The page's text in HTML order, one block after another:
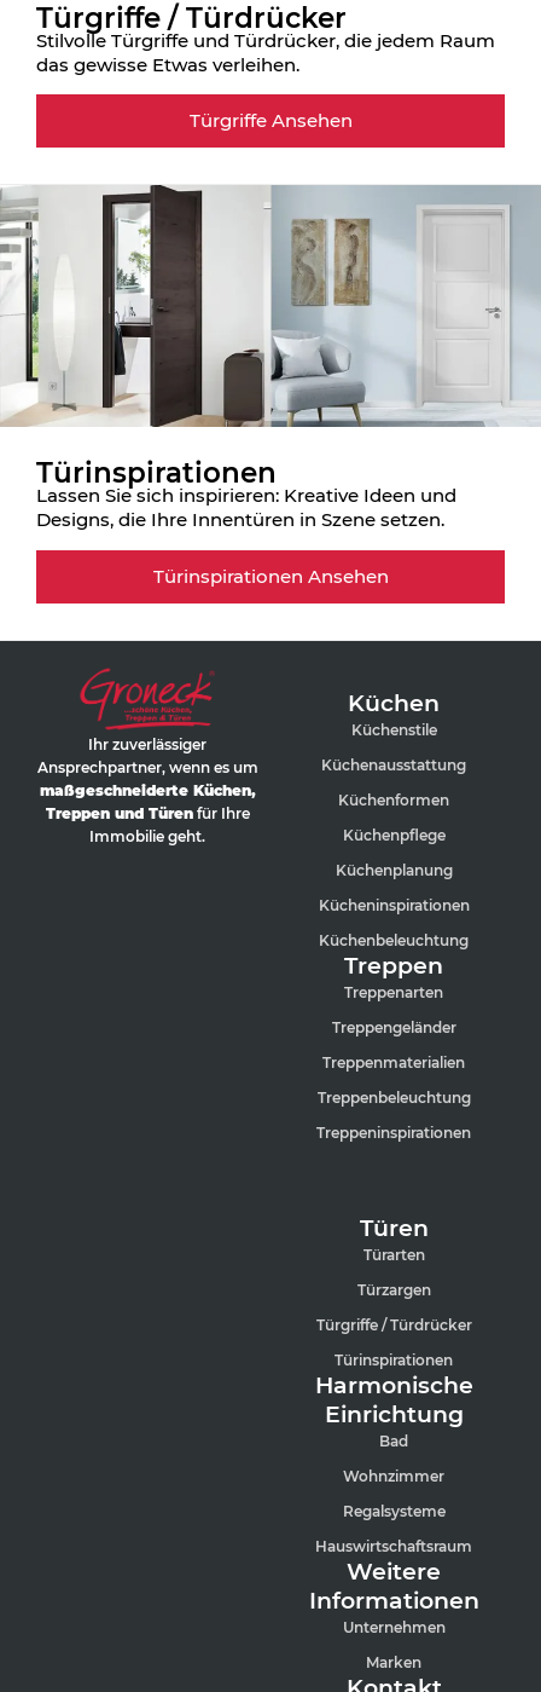
Türgriffe / Türdrücker
Stilvolle Türgriffe und Türdrücker, die jedem Raum
das gewisse Etwas verleihen.
Türgriffe Ansehen
Türinspirationen
Lassen Sie sich inspirieren: Kreative Ideen und
Designs, die Ihre Innentüren in Szene setzen.
Türinspirationen Ansehen
Ihr zuverlässiger
Ansprechpartner, wenn es um
maßgeschneiderte Küchen,
Treppen und Türenfür Ihre
Immobilie geht.
Küchen
Küchenstile
Küchenausstattung
Küchenformen
Küchenpflege
Küchenplanung
Kücheninspirationen
Küchenbeleuchtung
Treppen
Treppenarten
Treppengeländer
Treppenmaterialien
Treppenbeleuchtung
Treppeninspirationen
Türen
Türarten
Türzargen
Türgriffe / Türdrücker
Türinspirationen
Harmonische
Einrichtung
Bad
Wohnzimmer
Regalsysteme
Hauswirtschaftsraum
Weitere
Informationen
Unternehmen
Marken